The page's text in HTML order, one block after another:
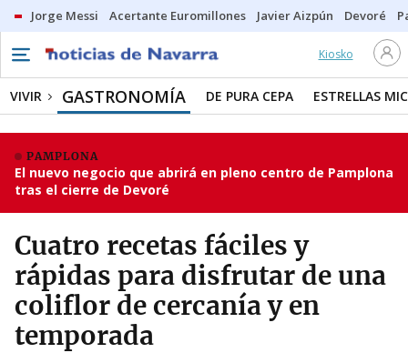
Jorge Messi Acertante Euromillones Javier Aizpún Devoré
Kiosko
VIVIR GASTRONOMÍA DE PURA CEPA ESTRELLAS
PAMPLONA
El nuevo negocio que abrirá en pleno centro de Pamplona
tras el cierre de Devoré
Cuatro recetas fáciles y
rápidas para disfrutar de una
coliflor de cercanía y en
temporada